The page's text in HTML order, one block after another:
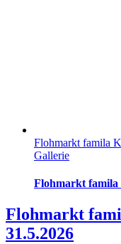
Flohmarkt famila
Gallerie
Flohmarkt famila
Flohmarkt
31.5.2026